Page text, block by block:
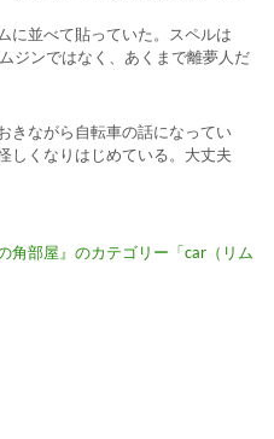
に並べて貼っていた。スペルは
ジンではなく、あくまで離夢人だ
きながら自転車の話になってい
しくなりはじめている。大丈夫
角部屋』のカテゴリー「car（リム